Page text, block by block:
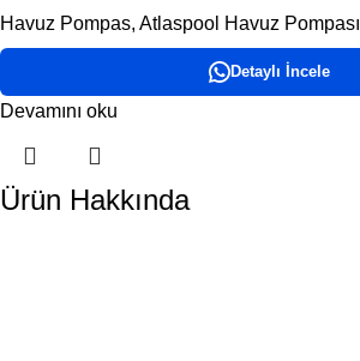
Havuz Pompas, Atlaspool Havuz Pompası
Detaylı İncele
Devamını oku
Ürün Hakkında